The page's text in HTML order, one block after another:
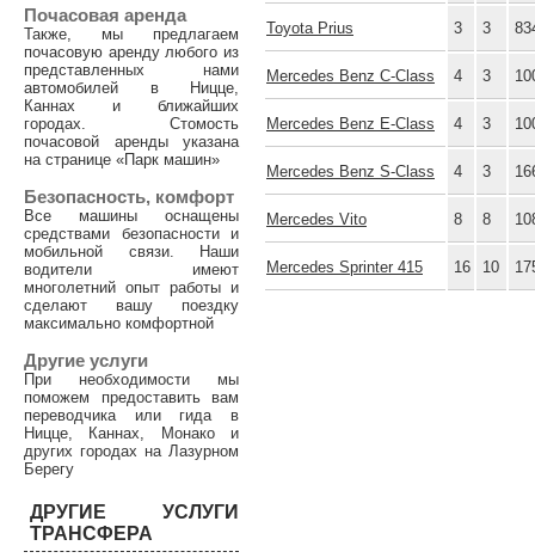
Toyota Prius 3 3
Mercedes Benz C-Class 4 3
Mercedes Benz E-Class 4 3
Mercedes Benz S-Class 4 3
Mercedes Vito 8 8
Mercedes Sprinter 415 16 10
Почасовая аренда
Также, мы предлагаем
почасовую аренду любого из
представленных нами
автомобилей в Ницце,
Каннах и ближайших
городах. Стомость
почасовой аренды указана
на странице «Парк машин»
Безопасность, комфорт
Все машины оснащены
средствами безопасности и
мобильной связи. Наши
водители имеют
многолетний опыт работы и
сделают вашу поездку
максимально комфортной
Другие услуги
При необходимости мы
поможем предоставить вам
переводчика или гида в
Ницце, Каннах, Монако и
других городах на Лазурном
Берегу
ДРУГИЕ УСЛУГИ
ТРАНСФЕРА